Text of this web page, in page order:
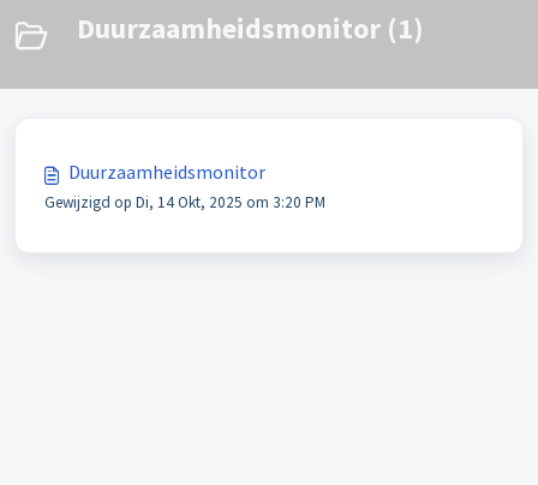
Duurzaamheidsmonitor (1)
Duurzaamheidsmonitor
Gewijzigd op Di, 14 Okt, 2025 om 3:20 PM